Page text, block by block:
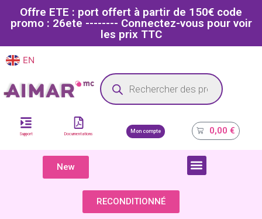
Offre ETE : port offert à partir de 150€ code
promo : 26ete -------- Connectez-vous pour voir
les prix TTC
EN
Site dédié aux professionnels de la santé
Support Documentations
Mon compte 0,00€
New
RECONDITIONNÉ